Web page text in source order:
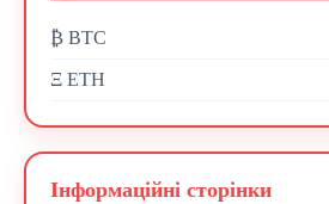
₿ BTC
Ξ ETH
Інформаційні сторінки